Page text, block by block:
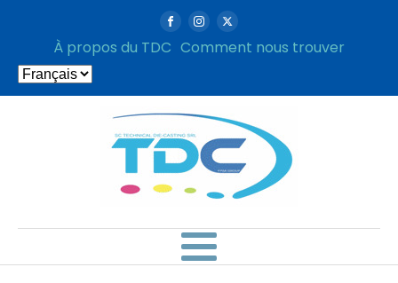
À propos du TDC Comment nous trouver
Choisir
une